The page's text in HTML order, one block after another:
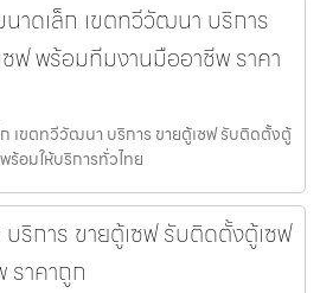
าดเล็ก เขตทวีวัฒนา บริการ
ฟ พร้อมทีมงานมืออาชีพ ราคา
เขตทวีวัฒนา บริการ ขายตู้เซฟ รับติดตั้งตู้
อมให้บริการทั่วไทย
ริการ ขายตู้เซฟ รับติดตั้งตู้เซฟ
ราคาถูก